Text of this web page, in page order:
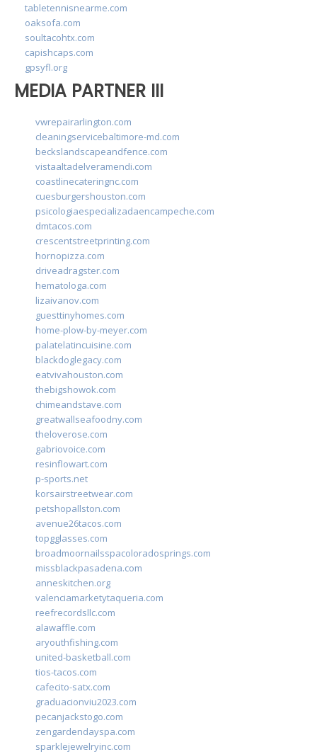
tabletennisnearme.com
oaksofa.com
soultacohtx.com
capishcaps.com
gpsyfl.org
MEDIA PARTNER III
vwrepairarlington.com
cleaningservicebaltimore-md.com
beckslandscapeandfence.com
vistaaltadelveramendi.com
coastlinecateringnc.com
cuesburgershouston.com
psicologiaespecializadaencampeche.com
dmtacos.com
crescentstreetprinting.com
hornopizza.com
driveadragster.com
hematologa.com
lizaivanov.com
guesttinyhomes.com
home-plow-by-meyer.com
palatelatincuisine.com
blackdoglegacy.com
eatvivahouston.com
thebigshowok.com
chimeandstave.com
greatwallseafoodny.com
theloverose.com
gabriovoice.com
resinflowart.com
p-sports.net
korsairstreetwear.com
petshopallston.com
avenue26tacos.com
topgglasses.com
broadmoornailsspacoloradosprings.com
missblackpasadena.com
anneskitchen.org
valenciamarketytaqueria.com
reefrecordsllc.com
alawaffle.com
aryouthfishing.com
united-basketball.com
tios-tacos.com
cafecito-satx.com
graduacionviu2023.com
pecanjackstogo.com
zengardendayspa.com
sparklejewelryinc.com